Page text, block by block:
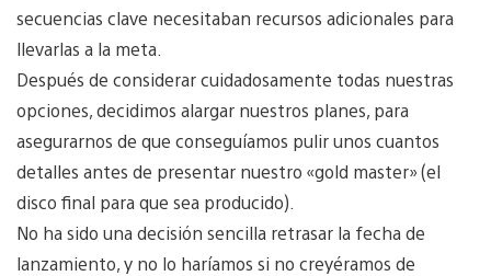
secuencias clave necesitaban recursos adicionales para
llevarlas a la meta.
Después de considerar cuidadosamente todas nuestras
opciones, decidimos alargar nuestros planes, para
asegurarnos de que conseguíamos pulir unos cuantos
detalles antes de presentar nuestro «gold master» (el
disco final para que sea producido).
No ha sido una decisión sencilla retrasar la fecha de
lanzamiento, y no lo haríamos si no creyéramos de